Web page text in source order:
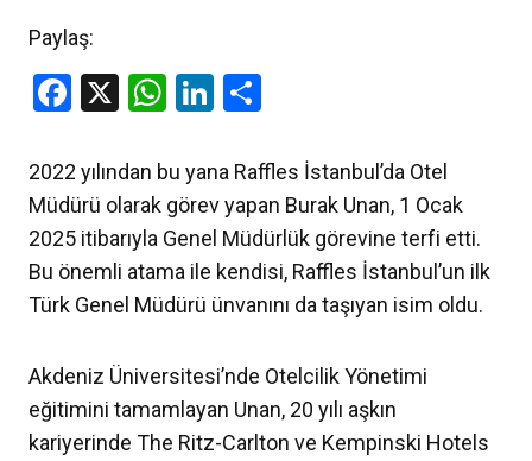
Paylaş:
Facebook
X WhatsApp
LinkedIn
2022 yılından bu yana Raffles İstanbul’da Otel
Müdürü olarak görev yapan Burak Unan, 1 Ocak
2025 itibarıyla Genel Müdürlük görevine terfi etti.
Bu önemli atama ile kendisi, Raffles İstanbul’un ilk
Türk Genel Müdürü ünvanını da taşıyan isim oldu.
Akdeniz Üniversitesi’nde Otelcilik Yönetimi
eğitimini tamamlayan Unan, 20 yılı aşkın
kariyerinde The Ritz-Carlton ve Kempinski Hotels